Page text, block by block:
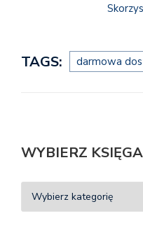
TAGS: darmowa
WYBIERZ